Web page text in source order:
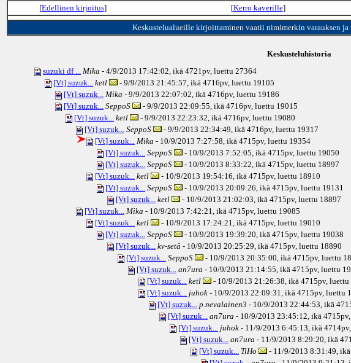
[Edellinen kirjoitus] [Kerro kaverille]
Keskustelualueille kirjoittaminen vaatii nimimerkin varauksen
Keskusteluhistoria
suzuki df ... Mika - 4/9/2013 17:42:02, ikä 4721pv, luettu 27364
[Vt] suzuk... ketl - 9/9/2013 21:45:57, ikä 4716pv, luettu 19105
[Vt] suzuk... Mika - 9/9/2013 22:07:02, ikä 4716pv, luettu 19186
[Vt] suzuk... SeppoS - 9/9/2013 22:09:55, ikä 4716pv, luettu 19015
[Vt] suzuk... ketl - 9/9/2013 22:23:32, ikä 4716pv, luettu 19080
[Vt] suzuk... SeppoS - 9/9/2013 22:34:49, ikä 4716pv, luettu 19317
[Vt] suzuk... Mika - 10/9/2013 7:27:58, ikä 4715pv, luettu 19354
[Vt] suzuk... SeppoS - 10/9/2013 7:52:05, ikä 4715pv, luettu 19050
[Vt] suzuk... SeppoS - 10/9/2013 8:33:22, ikä 4715pv, luettu 18997
[Vt] suzuk... ketl - 10/9/2013 19:54:16, ikä 4715pv, luettu 18910
[Vt] suzuk... SeppoS - 10/9/2013 20:09:26, ikä 4715pv, luettu 19131
[Vt] suzuk... ketl - 10/9/2013 21:02:03, ikä 4715pv, luettu 18897
[Vt] suzuk... Mika - 10/9/2013 7:42:21, ikä 4715pv, luettu 19085
[Vt] suzuk... ketl - 10/9/2013 17:24:21, ikä 4715pv, luettu 19010
[Vt] suzuk... SeppoS - 10/9/2013 19:39:20, ikä 4715pv, luettu 19038
[Vt] suzuk... kv-setä - 10/9/2013 20:25:29, ikä 4715pv, luettu 18890
[Vt] suzuk... SeppoS - 10/9/2013 20:35:00, ikä 4715pv, luettu
[Vt] suzuk... an7ura - 10/9/2013 21:14:55, ikä 4715pv, luettu
[Vt] suzuk... ketl - 10/9/2013 21:26:38, ikä 4715pv, luettu
[Vt] suzuk... juhok - 10/9/2013 22:09:31, ikä 4715pv, luettu
[Vt] suzuk... p.nevalainen3 - 10/9/2013 22:44:53, ikä
[Vt] suzuk... an7ura - 10/9/2013 23:45:12, ikä 4715pv
[Vt] suzuk... juhok - 11/9/2013 6:45:13, ikä 4714pv
[Vt] suzuk... an7ura - 11/9/2013 8:29:20, ikä
[Vt] suzuk... TiHo - 11/9/2013 8:31:49, ikä